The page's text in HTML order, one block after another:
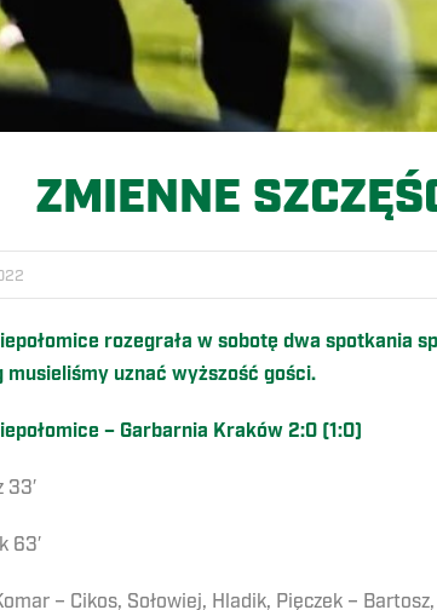
ZMIENNE
rozegrała w sobotę dwa spotkania
musieliśmy uznać wyższość gości.
– Garbarnia Kraków 2:0 (1:0)
33′
63′
– Cikos, Sołowiej, Hladik, Pięczek –